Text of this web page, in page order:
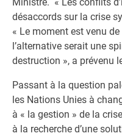
désaccords sur la crise
« Le moment est venu
l’alternative serait une
destruction », a prévenu
Passant à la question
les Nations Unies à
à « la gestion » de la
à la recherche d’une